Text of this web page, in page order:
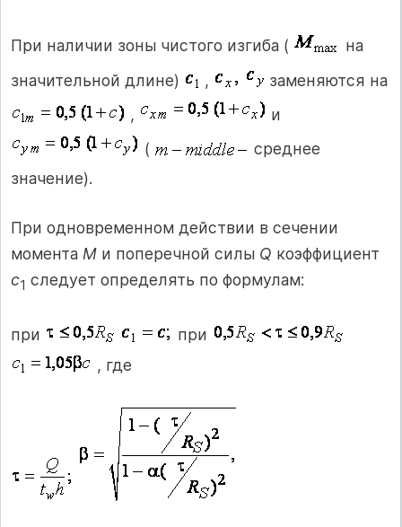
При наличии зоны чистого изгиба (
на
значительной длине)
,
заменяются на
,
и
(
среднее
значение).
При одновременном действии в сечении
момента M и поперечной силы Q коэффициент
с1 следует определять по формулам:
при
при
, где